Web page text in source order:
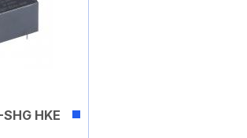
HKE